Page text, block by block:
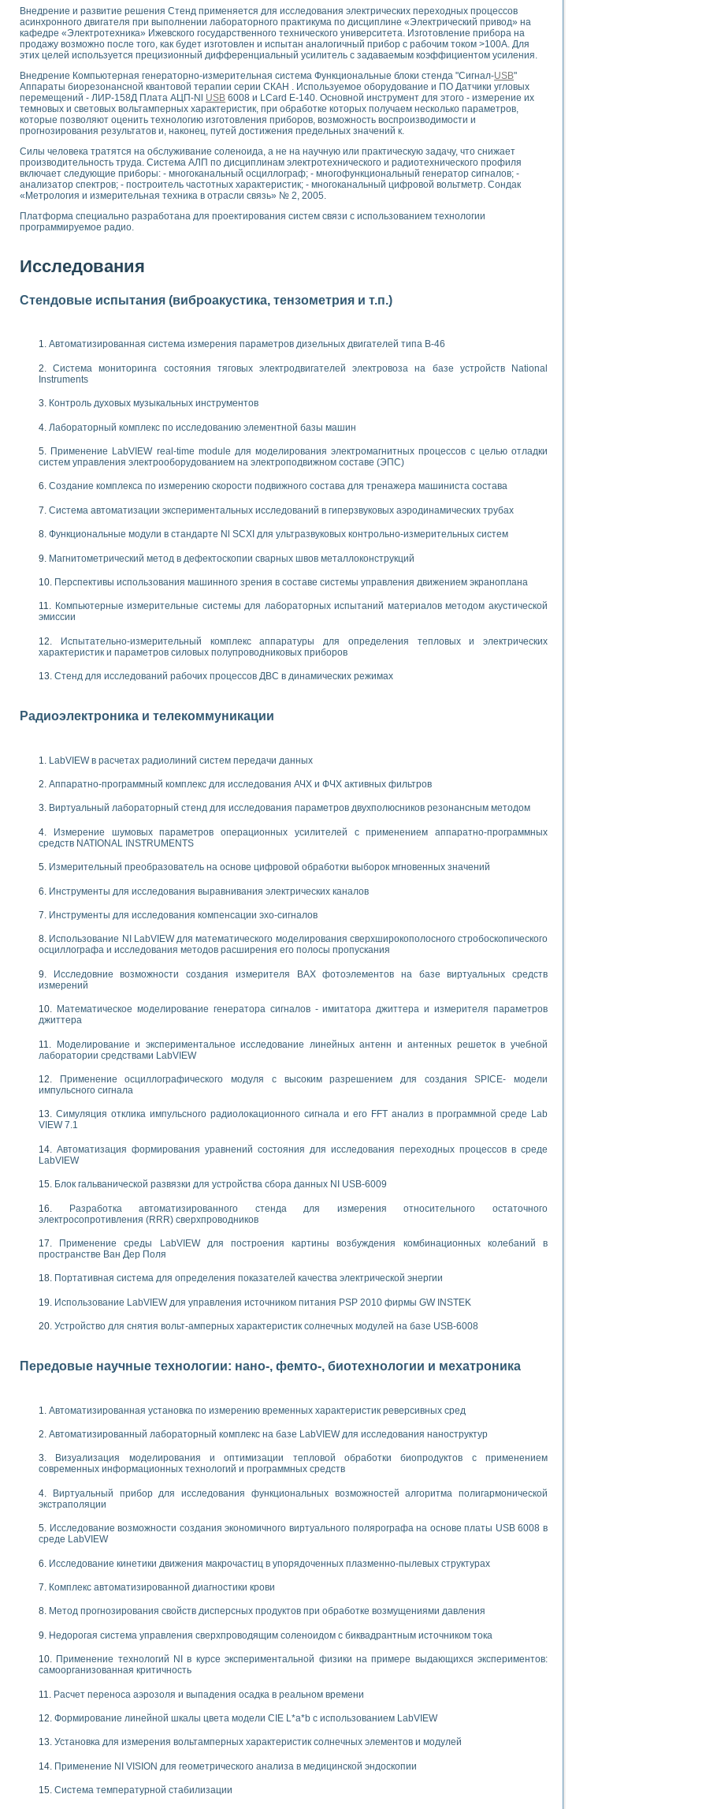
дисперсных продуктов при обработке возмущениями давления
сверхпроводящим соленоидом с биквадрантным источником тока
экспериментальной физики на примере выдающихся экспериментов: самоорганизованная критичность
выпадения осадка в реальном времени
характеристик солнечных элементов и модулей
анализа в медицинской эндоскопии
программно - аппаратного комплекса NI - Motion
тиристорным электроприводом
INSTRUMENTS для автоматизации процесса очистки сточных вод в мембранном биореакторе
стенда для исследования плазменных процессов синтеза нанопорошков
диагностики плазмы
дифракционные датчики малых перемещений и колебаний
и развития дефектов в растущем монокристалле карбида кремния на основе акустической эмиссии и лазерной интерферометрии
импедансный томограф на базе платы сбора данных PCI 6052E
механических свойств материалов в наношкале
металлообрабатывающих станков
процессов получения дисперсных продуктов на основе виртуальных приборов
переходных процессов при коротких замыканиях в узлах электрических нагрузок
обучающих информационных систем и тренажеров для персонала химических предприятий
путем моделирования технологических процессов пищевых производств с использованием языка программирования LabVIEW
процессом цементирования нефтегазовых скважин
с использованием среды графического программирования LabVIEW для моделирования типовых химико-технологических процессов
термотрансферной маркировки изделий
для исследова¬ния электрофизических свойств аморфного гидрогенизированного карбида кремния (A-SIC:H)
переходных процессов при коротких замыканиях в узлах электрических нагрузок
швов на базе технологий фирмы NATIONAL INSTRUMENTS
неиндустриальных камер в производственных условиях
стенды
стенда по измерению профиля зеркальной антенны и построению диаграммы направленности
комплексы для вузов, осуществляющих подготовку специалистов по пищевой инженерии
нелинейных резистивных цепей
WORKBENCH-MULTISIM для электротехнической подготовки инженеров-неэлектриков
ИНС на основе LabVIEW
течения в расширяющемся канале
интерфейсов обмена по протоколам RS232 и GPIB / имитатор оконечного устройства по интерфейсу RS232
переходных характеристик асинхронных двигателей при пуске
результатов измерительного экспримента
измерений с помощью LabVIEW
INSTRUMENTS для создания систем автоматизированного лабораторного практикума
принципа действия универсального цифрового вольтметра
обеспечение учебных лабораторных стендов
для изучения технологии выращивания полупроводниковых и оптических монокристаллов
LabVIEW
для исследования АЧХ и ФЧХ активных фильтров
одномерных сигналов на основе алгоритма полигармонической экстраполяции
INSTRUMENTS в операционной системе LINUX
полигармонической экстраполяции в среде LabVIEW
принципа действия универсального цифрового вольтметра
принимаемых решений в среде LabVIEW
«Моделирование систем» и «Автоматизация проектирования систем и средств управления»
информационно-измерительным системам (ИИС)
теории Коммутации
работы «Имитационное моделирование погрешностей канала измерения температуры» в среде LabVIEW
в среде LabVIEW
решателей обыкновенных дифференциальных уравнений инструментальных систем моделирования
практикумов на кафедре информационных систем МИРЭА
образования и подготовки преподавателей для работы в ИКТ насыщенной среде
практикума по электронике кафедры информационных систем МИРЭА
частотного анализа для LabWindows/CVI и LabVIEW
«Технологии NATIONAL INSTRUMENTS» в ростовском колледже связи и информатики
постоянного тока
Внедрение и развитие решения Стенд применяется для исследования электрических переходных процессов
асинхронного двигателя при выполнении лабораторного практикума по дисциплине «Электрический привод» на
кафедре «Электротехника» Ижевского государственного технического университета. Изготовление прибора на
продажу возможно после того, как будет изготовлен и испытан аналогичный прибор с рабочим током >100А. Для
этих целей используется прецизионный дифференциальный усилитель с задаваемым коэффициентом усиления.
Внедрение Компьютерная генераторно-измерительная система Функциональные блоки стенда "Сигнал-USB"
Аппараты биорезонансной квантовой терапии серии СКАН . Используемое оборудование и ПО Датчики угловых
перемещений - ЛИР-158Д Плата АЦП-Nl USB 6008 и LCard E-140. Основной инструмент для этого - измерение их
темновых и световых вольтамперных характеристик, при обработке которых получаем несколько параметров,
которые позволяют оценить технологию изготовления приборов, возможность воспроизводимости и
прогнозирования результатов и, наконец, путей достижения предельных значений к.
Силы человека тратятся на обслуживание соленоида, а не на научную или практическую задачу, что снижает
производительность труда. Система АЛП по дисциплинам электротехнического и радиотехнического профиля
включает следующие приборы: - многоканальный осциллограф; - многофункциональный генератор сигналов; -
анализатор спектров; - построитель частотных характеристик; - многоканальный цифровой вольтметр. Сондак
«Метрология и измерительная техника в отрасли связь» № 2, 2005.
Платформа специально разработана для проектирования систем связи с использованием технологии
программируемое радио.
Исследования
Стендовые испытания (виброакустика, тензометрия и т.п.)
Автоматизированная система измерения параметров дизельных двигателей типа В-46
Система мониторинга состояния тяговых электродвигателей электровоза на базе устройств National
Instruments
Контроль духовых музыкальных инструментов
Лабораторный комплекс по исследованию элементной базы машин
Применение LabVIEW real-time module для моделирования электромагнитных процессов с целью отладки
систем управления электрооборудованием на электроподвижном составе (ЭПС)
Создание комплекса по измерению скорости подвижного состава для тренажера машиниста состава
Система автоматизации экспериментальных исследований в гиперзвуковых аэродинамических трубах
Функциональные модули в стандарте Nl SCXI для ультразвуковых контрольно-измерительных систем
Магнитометрический метод в дефектоскопии сварных швов металлоконструкций
Перспективы использования машинного зрения в составе системы управления движением экраноплана
Компьютерные измерительные системы для лабораторных испытаний материалов методом акустической
эмиссии
Испытательно-измерительный комплекс аппаратуры для определения тепловых и электрических
характеристик и параметров силовых полупроводниковых приборов
Стенд для исследований рабочих процессов ДВС в динамических режимах
Радиоэлектроника и телекоммуникации
LabVIEW в расчетах радиолиний систем передачи данных
Аппаратно-программный комплекс для исследования АЧХ и ФЧХ активных фильтров
Виртуальный лабораторный стенд для исследования параметров двухполюсников резонансным методом
Измерение шумовых параметров операционных усилителей с применением аппаратно-программных
средств NATIONAL INSTRUMENTS
Измерительный преобразователь на основе цифровой обработки выборок мгновенных значений
Инструменты для исследования выравнивания электрических каналов
Инструменты для исследования компенсации эхо-сигналов
Использование NI LabVIEW для математического моделирования сверхширокополосного стробоскопического
осциллографа и исследования методов расширения его полосы пропускания
Исследовние возможности создания измерителя ВАХ фотоэлементов на базе виртуальных средств
измерений
Математическое моделирование генератора сигналов - имитатора джиттера и измерителя параметров
джиттера
Моделирование и экспериментальное исследование линейных антенн и антенных решеток в учебной
лаборатории средствами LabVIEW
Применение осциллографического модуля с высоким разрешением для создания SPICE- модели
импульсного сигнала
Симуляция отклика импульсного радиолокационного сигнала и его FFT анализ в программной среде Lab
VIEW 7.1
Автоматизация формирования уравнений состояния для исследования переходных процессов в среде
LabVIEW
Блок гальванической развязки для устройства сбора данных NI USB-6009
Разработка автоматизированного стенда для измерения относительного остаточного
электросопротивления (RRR) сверхпроводников
Применение среды LabVIEW для построения картины возбуждения комбинационных колебаний в
пространстве Ван Дер Поля
Портативная система для определения показателей качества электрической энергии
Использование LabVIEW для управления источником питания PSP 2010 фирмы GW INSTEK
Устройство для снятия вольт-амперных характеристик солнечных модулей на базе USB-6008
Передовые научные технологии: нано-, фемто-, биотехнологии и мехатроника
Автоматизированная установка по измерению временных характеристик реверсивных сред
Автоматизированный лабораторный комплекс на базе LabVIEW для исследования наноструктур
Визуализация моделирования и оптимизации тепловой обработки биопродуктов с применением
современных информационных технологий и программных средств
Виртуальный прибор для исследования функциональных возможностей алгоритма полигармонической
экстраполяции
Исследование возможности создания экономичного виртуального полярографа на основе платы USB 6008 в
среде LabVIEW
Исследование кинетики движения макрочастиц в упорядоченных плазменно-пылевых структурах
Комплекс автоматизированной диагностики крови
Метод прогнозирования свойств дисперсных продуктов при обработке возмущениями давления
Недорогая система управления сверхпроводящим соленоидом с биквадрантным источником тока
Применение технологий NI в курсе экспериментальной физики на примере выдающихся экспериментов:
самоорганизованная критичность
Расчет переноса аэрозоля и выпадения осадка в реальном времени
Формирование линейной шкалы цвета модели CIE L*a*b с использованием LabVIEW
Установка для измерения вольтамперных характеристик солнечных элементов и модулей
Применение NI VISION для геометрического анализа в медицинской эндоскопии
Система температурной стабилизации